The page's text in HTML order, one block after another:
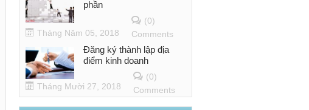
phần
Tháng Năm 05, 2018
(0)
Comments
Đăng ký thành lập địa
điểm kinh doanh
Tháng Mười 27, 2018
(0)
Comments